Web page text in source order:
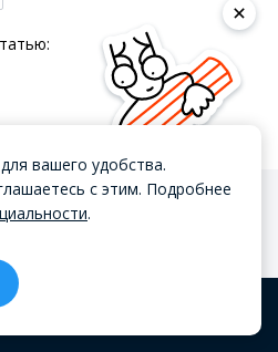
вашего удобства.
с этим. Подробнее
.